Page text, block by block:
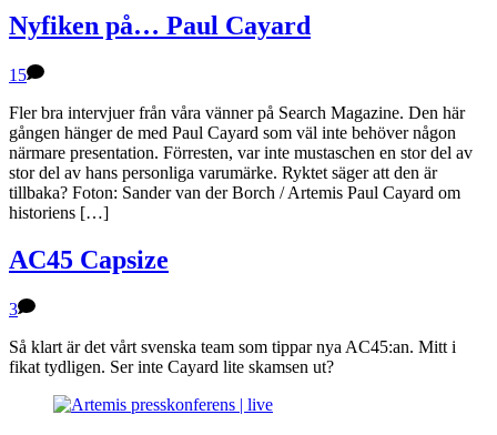
Nyfiken på… Paul Cayard
15
Fler bra intervjuer från våra vänner på Search Magazine. Den här
gången hänger de med Paul Cayard som väl inte behöver någon
närmare presentation. Förresten, var inte mustaschen en stor del av
stor del av hans personliga varumärke. Ryktet säger att den är
tillbaka? Foton: Sander van der Borch / Artemis Paul Cayard om
historiens […]
AC45 Capsize
3
Så klart är det vårt svenska team som tippar nya AC45:an. Mitt i
fikat tydligen. Ser inte Cayard lite skamsen ut?